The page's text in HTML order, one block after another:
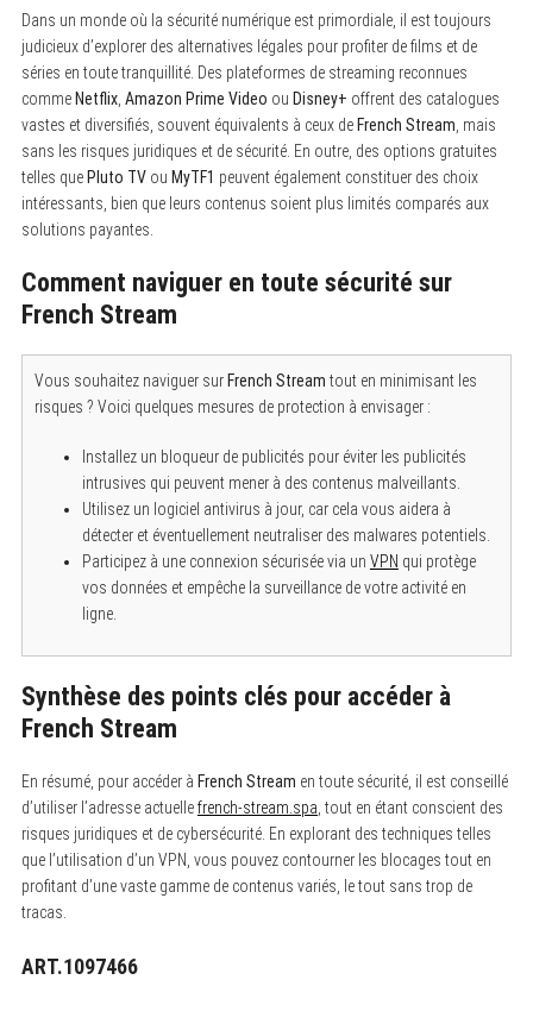
Dans un monde où la sécurité numérique est primordiale, il est toujours
judicieux d’explorer des alternatives légales pour profiter de films et de
séries en toute tranquillité. Des plateformes de streaming reconnues
comme Netflix, Amazon Prime Video ou Disney+ offrent des catalogues
vastes et diversifiés, souvent équivalents à ceux de French Stream , mais
sans les risques juridiques et de sécurité. En outre, des options gratuites
telles que Pluto TVou MyTF1 peuvent également constituer des choix
intéressants, bien que leurs contenus soient plus limités comparés aux
solutions payantes.
Comment naviguer en toute sécurité sur
French Stream
Vous souhaitez naviguer sur French Stream tout en minimisant les
risques ? Voici quelques mesures de protection à envisager :
Installez un bloqueur de publicités pour éviter les publicités
intrusives qui peuvent mener à des contenus malveillants.
Utilisez un logiciel antivirus à jour, car cela vous aidera à
détecter et éventuellement neutraliser des malwares potentiels.
Participez à une connexion sécurisée via un VPN qui protège
vos données et empêche la surveillance de votre activité en
ligne.
Synthèse des points clés pour accéder à
French Stream
En résumé, pour accéder à French Stream en toute sécurité, il est conseillé
d’utiliser l’adresse actuellefrench-stream.spa , tout en étant conscient des
risques juridiques et de cybersécurité. En explorant des techniques telles
que l’utilisation d’un VPN, vous pouvez contourner les blocages tout en
profitant d’une vaste gamme de contenus variés, le tout sans trop de
tracas.
ART.1097466